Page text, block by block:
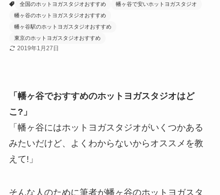
全国のホットヨガスタジオおすすめ
幡ヶ谷で安いホットヨガスタジオ
幡ヶ谷のホットヨガスタジオおすすめ
幡ヶ谷駅のホットヨガスタジオおすすめ
東京のホットヨガスタジオおすすめ
2019年1月27日
「幡ヶ谷でおすすめのホットヨガスタジオはど
こ?」
「幡ヶ谷にはホットヨガスタジオがいくつかある
みたいだけど、よくわからないからオススメを教
えて!」
そんな人のために筆者が幡ヶ谷のホットヨガスタ